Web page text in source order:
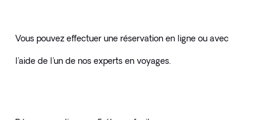
Vous pouvez effectuer une réservation en ligne ou avec
l'aide de l'un de nos experts en voyages.